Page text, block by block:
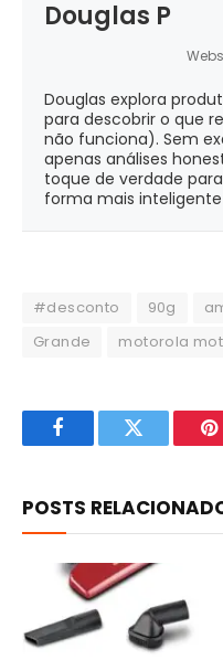
Douglas P
Douglas explora
para descobrir o que
não funciona). Sem
apenas análises
toque de verdade
forma mais
#desconto 90g
Grande
motorola
FacebookTwitter
POSTS